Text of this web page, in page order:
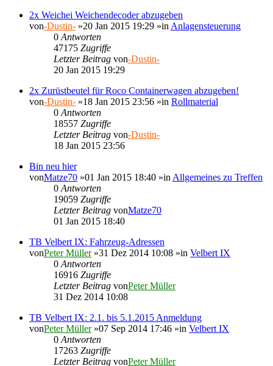
2x Weichei Weichendecoder abzugeben
von-Dustin- »20 Jan 2015 19:29 »in Anlagensteuerung
0 Antworten
47175 Zugriffe
Letzter Beitrag von-Dustin-
20 Jan 2015 19:29
2x Zurüstbeutel für Roco Containerwagen abzugeben!
von-Dustin- »18 Jan 2015 23:56 »in Rollmaterial
0 Antworten
18557 Zugriffe
Letzter Beitrag von-Dustin-
18 Jan 2015 23:56
Bin neu hier
vonMatze70 »01 Jan 2015 18:40 »in Allgemeines zu Treffen
0 Antworten
19059 Zugriffe
Letzter Beitrag vonMatze70
01 Jan 2015 18:40
TB Velbert IX: Fahrzeug-Adressen
vonPeter Müller»31 Dez 2014 10:08 »in Velbert IX
0 Antworten
16916 Zugriffe
Letzter Beitrag vonPeter Müller
31 Dez 2014 10:08
TB Velbert IX: 2.1. bis 5.1.2015 Anmeldung
vonPeter Müller»07 Sep 2014 17:46 »in Velbert IX
0 Antworten
17263 Zugriffe
Letzter Beitrag vonPeter Müller